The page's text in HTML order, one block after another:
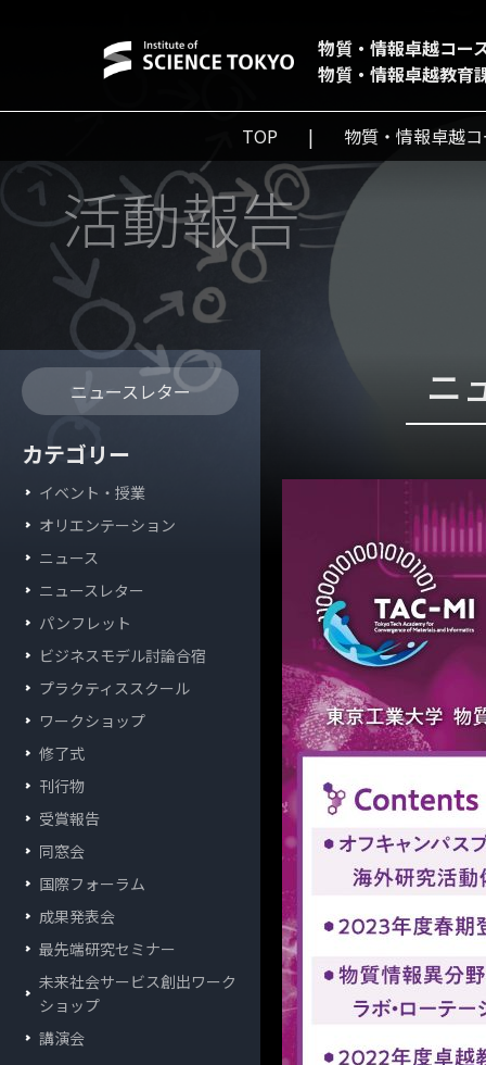
物質・情報卓越コー
物質・情報卓越教育
TOP 物質・情報卓越
活動報告
ニュースレター
カテゴリー
イベント・授業
オリエンテーション
ニュース
ニュースレター
パンフレット
ビジネスモデル討論合宿
プラクティススクール
ワークショップ
修了式
刊行物
受賞報告
同窓会
国際フォーラム
成果発表会
最先端研究セミナー
未来社会サービス創出ワーク
ショップ
講演会
ニ